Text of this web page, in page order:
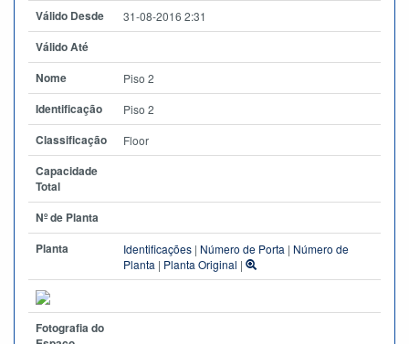
Válido Desde
31-08-2016 2:31
Válido Até
Nome
Piso 2
Identificação Piso 2
Classificação Floor
Capacidade
Total
Nº de Planta
Planta
Identificações | Número de Porta | Número de
Planta | Planta Original |
Fotografia do